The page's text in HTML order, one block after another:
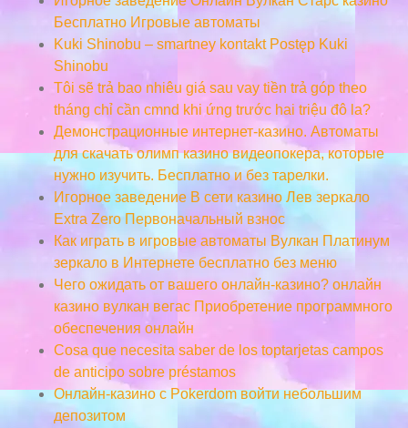
Бесплатно Игровые автоматы
Kuki Shinobu – smartney kontakt Postęp Kuki
Shinobu
Tôi sẽ trả bao nhiêu giá sau vay tiền trả góp theo
tháng chỉ cần cmnd khi ứng trước hai triệu đô la?
Демонстрационные интернет-казино. Автоматы
для скачать олимп казино видеопокера, которые
нужно изучить. Бесплатно и без тарелки.
Игорное заведение В сети казино Лев зеркало
Extra Zero Первоначальный взнос
Как играть в игровые автоматы Вулкан Платинум
зеркало в Интернете бесплатно без меню
Чего ожидать от вашего онлайн-казино? онлайн
казино вулкан вегас Приобретение программного
обеспечения онлайн
Cosa que necesita saber de los toptarjetas campos
de anticipo sobre préstamos
Онлайн-казино с Pokerdom войти небольшим
депозитом